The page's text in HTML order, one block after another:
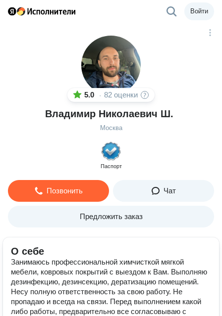
Войти
5.0 · 82 оценки
Владимир Николаевич Ш.
Москва
Паспорт
Позвонить Чат
Предложить заказ
О себе
Занимаюсь профессиональной химчисткой мягкой
мебели, ковровых покрытий с выездом к Вам. Выполняю
дезинфекцию, дезинсекцию, дератизацию помещений.
Несу полную ответственность за свою работу. Не
пропадаю и всегда на связи. Перед выполнением какой
либо работы, предварительно все согласовываю с